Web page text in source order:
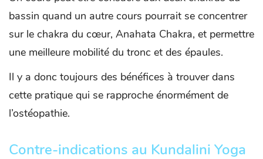
bassin quand un autre cours pourrait se concentrer
sur le chakra du cœur, Anahata Chakra, et permettre
une meilleure mobilité du tronc et des épaules.
Il y a donc toujours des bénéfices à trouver dans
cette pratique qui se rapproche énormément de
l’ostéopathie.
Contre-indications au Kundalini Yoga